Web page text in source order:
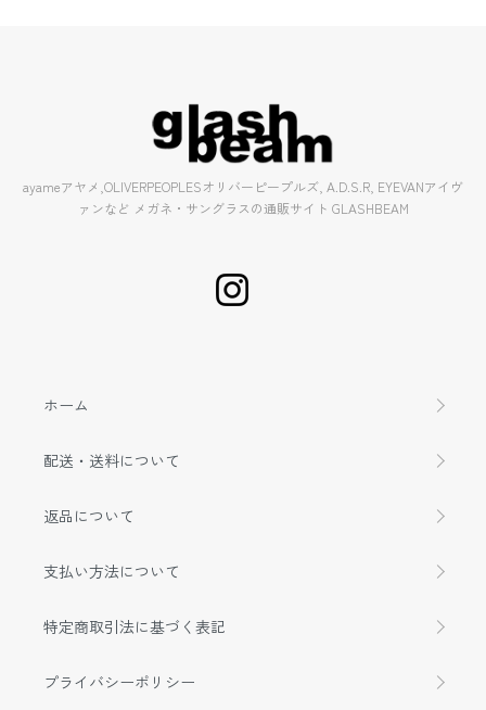
ayameアヤメ,OLIVERPEOPLESオリバーピープルズ, A.D.S.R, EYEVANアイヴ
ァンなど メガネ・サングラスの通販サイト GLASHBEAM
ホーム
配送・送料について
返品について
支払い方法について
特定商取引法に基づく表記
プライバシーポリシー